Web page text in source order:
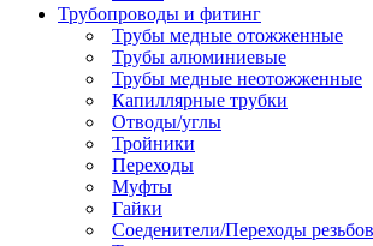
Трубопроводы и фитинг
Трубы медные отожженные
Трубы алюминиевые
Трубы медные неотожженные
Капиллярные трубки
Отводы/углы
Тройники
Переходы
Муфты
Гайки
Соеденители/Переходы